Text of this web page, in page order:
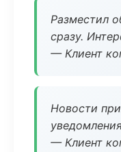
Разместил
сразу.
— Клиент
Новости
— Клиент